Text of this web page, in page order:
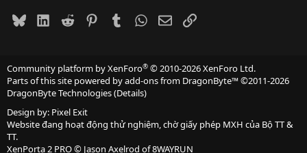
BlueskyLinkedIn
Reddit PinterestTumblrWhatsApp
EmailLink
Community platform by XenForo® © 2010-2026 XenForo Ltd.
Parts of this site powered byadd-ons from DragonByte™©2011-2026
DragonByte Technologies(Details)
Design by: Pixel Exit
Website đang hoạt động thử nghiệm, chờ giấy phép MXH của Bộ TT &
TT.
XenPorta 2 PRO© Jason Axelrod of8WAYRUN